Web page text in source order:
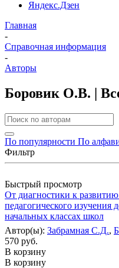
Яндекс.Дзен
Главная
-
Справочная информация
-
Авторы
Боровик О.В. |
По популярности По
Фильтр
Быстрый просмотр
От диагностики к
педагогического
начальных классах школ
Автор(ы): Забрамная С.Д.,
570 руб.
В корзину
В корзину